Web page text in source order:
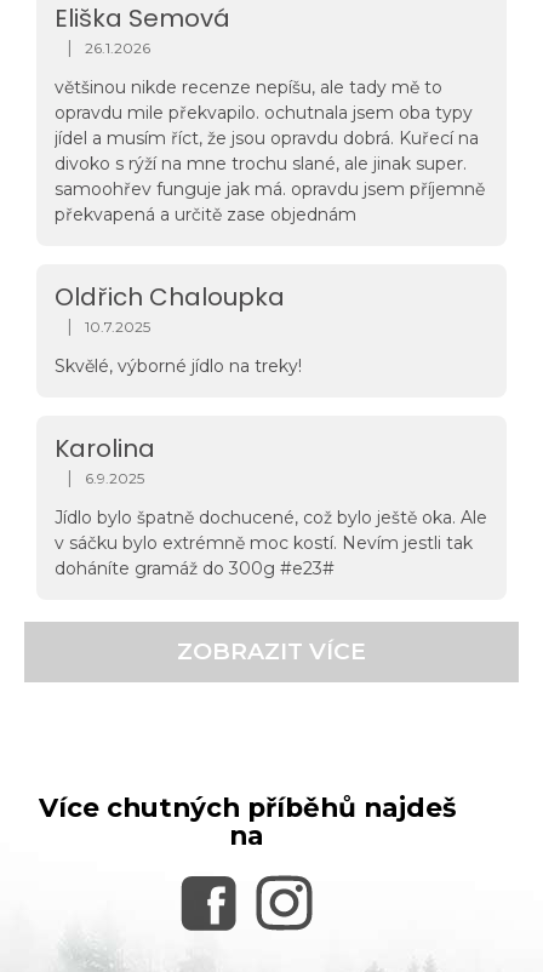
pohodu...docela mě zajímají další jídla, ale vzhledem
k trvanlivosti si je schovávám na "horší časy" a
občas ochunám když se mi nechce vařit ... to mě
dovádí samoohřevu.... jídlo je teplé akorát v
domácím prostředí (23°) , i když v nouzi budu rád,
tak si rozhodně nikdy neopálím "hubu" a v mraze to
asi bude volba mezi "lízáním guláše a jezením
aspiku". Zatím chválím a opravdu jsem mile
překvapen.
Eliška Semová
Hodnocení obchodu je 5 z 5 hvězdiček.
26.1.2026
většinou nikde recenze nepíšu, ale tady mě to
opravdu mile překvapilo. ochutnala jsem oba typy
jídel a musím říct, že jsou opravdu dobrá. Kuřecí na
divoko s rýží na mne trochu slané, ale jinak super.
samoohřev funguje jak má. opravdu jsem příjemně
překvapená a určitě zase objednám
Oldřich Chaloupka
Hodnocení obchodu je 5 z 5 hvězdiček.
10.7.2025
Skvělé, výborné jídlo na treky!
Karolina
Hodnocení obchodu je 5 z 5 hvězdiček.
6.9.2025
Jídlo bylo špatně dochucené, což bylo ještě oka. Ale
v sáčku bylo extrémně moc kostí. Nevím jestli tak
doháníte gramáž do 300g #e23#
ZOBRAZIT VÍCE
Více chutných příběhů najdeš
na